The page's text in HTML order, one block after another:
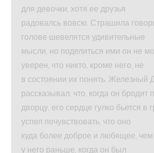
для девочки, хотя ее друзья
радовалсь вовсю. Страшила
голове шевелятся удивительные
мысли, но поделиться ими он не
уверен, что никто, кроме него, не
в состоянии их понять. Железный
рассказывал, что, когда он бродит
дворцу, его сердце гулко бьется в
успел почувствовать, что оно
куда более доброе и любящее, чем
у него раньше, когда он был